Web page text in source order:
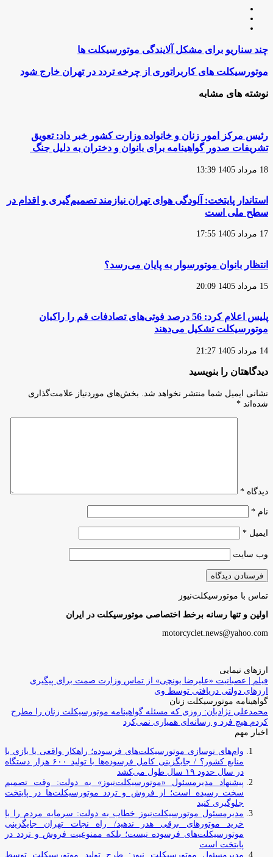
چند
سناریو
برای
مشکل
آلایندگی
موتورسیکلت
چند سناریو برای مشکل آلایندگی موتورسیکلت ها
موتورسیکلت
کاربراتوری
از
در
تهران
خارج
موتورسیکلت های کاربراتوری از چرخه تردد در تهران خارج شود
نوشته های مشابه
رئیس مرکز امور زنان و خانواده وزارت کشور خبر داد: تعویق
تشریفات صدور گواهینامه برای بانوان و دختران به دلیل جنگ
18 مرداد 1405 13:39
استاندار پایتخت: آلودگی هوای تهران نیازمند تصمیم‌گیری و اقدام در
سطح ملی است
17 مرداد 1405 17:55
انتظار بانوان موتورسوار به پایان می‌رسد؟
15 مرداد 1405 20:09
پلیس اعلام کرد: 56 درصد فوتی‌های تصادفات قم را راکبان
موتورسیکلت تشکیل می‌دهند
14 مرداد 1405 21:27
دیدگاهتان را بنویسید
نشانی ایمیل شما منتشر نخواهد شد.
بخش‌های موردنیاز علامت‌گذاری
شده‌اند *
دیدگاه *
نام *
ایمیل *
وب‌ سایت
تماس با موتورسیکلت‌نیوز
اولین و تنها رسانه برخط اختصاصی موتورسیکلت در ایران
motorcyclet.news@yahoo.com
ارزهای نیمایی
فیلم | عصبانیت «علیرضا یونچی» از تماس وزارت صمت برای پیگیری
ارزهای دولتی دریافتی توسط وی
گواهینامه موتورسیکلت زنان
محمدعلی نژادیان: روزی که مسئله گواهینامه موتورسیکلت زنان را مطرح
کردم هیچ فرد و رسانه‌ای همیاری نمی‌کرد
اخبار مهم
وام‌های نوسازی موتورسیکلت‌های فرسوده؛ راهکار واقعی یا بازی با
منابع کشور؟ / جایگزینی کامل فرسوده‌ها با تولید ۶۰۰ هزار دستگاه
در سال حدود ۱۹ سال طول می‌کشد
پیشنهاد مدیرمسئول «موتورسیکلت‌نیوز» به دولت: وقت تصمیم
سخت رسیده است؛ از فروش و تردد موتورسیکلت‌ها در پایتخت
جلوگیری کنید
مدیرمسئول موتورسیکلت‌نیوز خطاب به دولت: سرمایه مردم را با
خرید موتورهای برقی هدر ندهید/ راه نجات تهران جایگزینی
موتورسیکلت‌های فرسوده نیست؛ بلکه ممنوعیت فروش و تردد در
پایتخت است
مدیرمسئول موتورسیکلت نیوز: طرح تولید موتورسیکلت توسط